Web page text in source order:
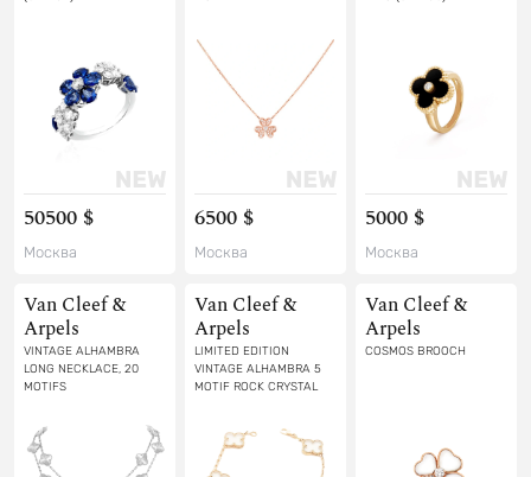
50500 $
Москва
6500 $
Москва
5000 $
Москва
Van Cleef &
Arpels
VINTAGE ALHAMBRA
LONG NECKLACE, 20
MOTIFS
Van Cleef &
Arpels
LIMITED EDITION
VINTAGE ALHAMBRA 5
MOTIF ROCK CRYSTAL
Van Cleef &
Arpels
COSMOS BROOCH